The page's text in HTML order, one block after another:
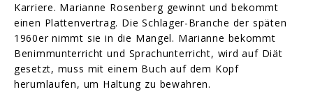
Karriere. Marianne Rosenberg gewinnt und bekommt
einen Plattenvertrag. Die Schlager-Branche der späten
1960er nimmt sie in die Mangel. Marianne bekommt
Benimmunterricht und Sprachunterricht, wird auf Diät
gesetzt, muss mit einem Buch auf dem Kopf
herumlaufen, um Haltung zu bewahren.